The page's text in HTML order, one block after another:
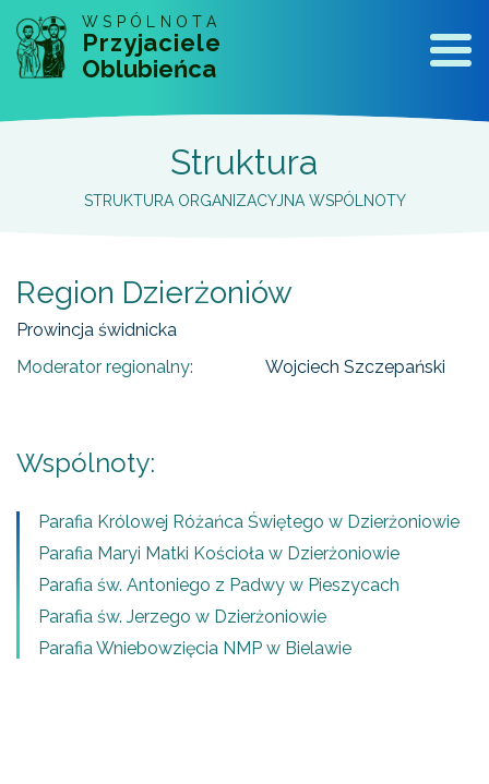
WSPÓLNOTA
Przyjaciele
Oblubieńca
Struktura
STRUKTURA ORGANIZACYJNA WSPÓLNOTY
Region Dzierżoniów
Prowincja świdnicka
Moderator regionalny:
Wojciech Szczepański
Wspólnoty:
Parafia Królowej Różańca Świętego w Dzierżoniowie
Parafia Maryi Matki Kościoła w Dzierżoniowie
Parafia św. Antoniego z Padwy w Pieszycach
Parafia św. Jerzego w Dzierżoniowie
Parafia Wniebowzięcia NMP w Bielawie